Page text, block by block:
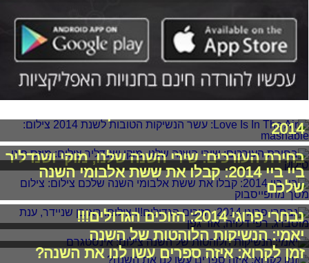
2014
בחירת העורכים: שירי השנה שלנו, מוקי ושנדליר
ביי ביי 2014: קבלו את ששת אלבומי השנה
שלכם
נבחרי פרוגי 2014: הזוכים הגדולים!!!
יאמי: הנשיקות הלוהטות של השנה
זמן לקרוא: איזה ספרים עשו לנו את השנה?